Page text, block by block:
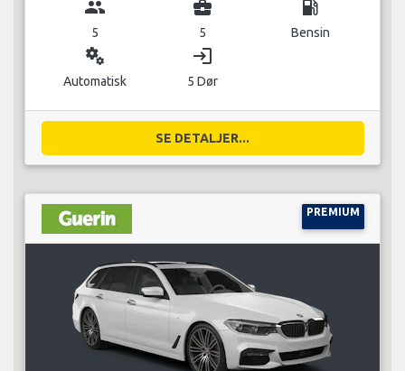
group
5
business_center
5
local_gas_station
Bensin
miscellaneous_services
Automatisk
login
5 Dør
SE DETALJER...
PREMIUM